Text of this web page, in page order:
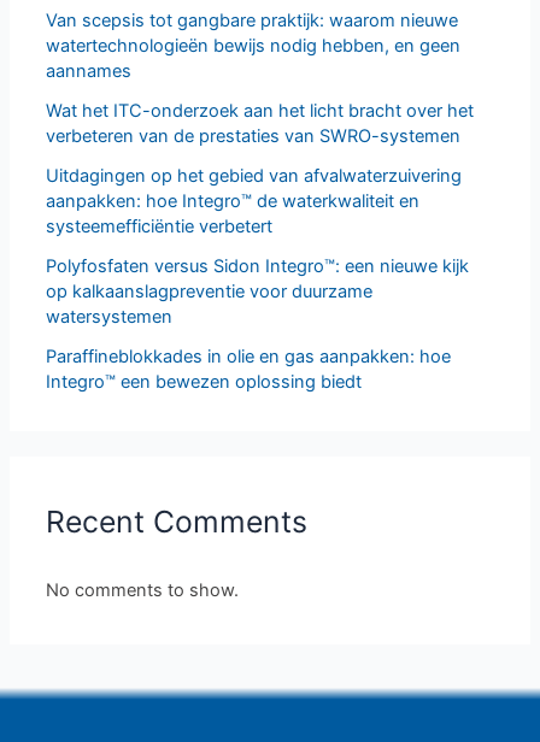
Van scepsis tot gangbare praktijk: waarom nieuwe
watertechnologieën bewijs nodig hebben, en geen
aannames
Wat het ITC-onderzoek aan het licht bracht over het
verbeteren van de prestaties van SWRO-systemen
Uitdagingen op het gebied van afvalwaterzuivering
aanpakken: hoe Integro™ de waterkwaliteit en
systeemefficiëntie verbetert
Polyfosfaten versus Sidon Integro™: een nieuwe kijk
op kalkaanslagpreventie voor duurzame
watersystemen
Paraffineblokkades in olie en gas aanpakken: hoe
Integro™ een bewezen oplossing biedt
Recent Comments
No comments to show.